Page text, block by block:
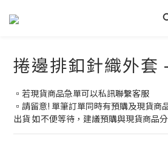
捲邊排釦針織外套
▫️若現貨商品急單可以私訊聯繫客服
▫️請留意! 單筆訂單同時有預購及現貨商
出貨 如不便等待，建議預購與現貨商品